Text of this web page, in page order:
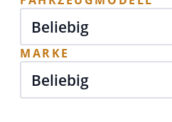
MARKE